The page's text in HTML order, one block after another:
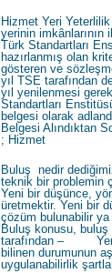
Hizmet Yeri
yerinin imkânlarının
Türk Standartları
hazırlanmış olan
gösteren ve
yıl TSE tarafından
yıl yenilenmesi
Standartları
belgesi olarak
Belgesi Alındıktan
; Hizmet
Buluş nedir
teknik bir problemin
Yeni bir düşünce,
üretmektir. Yeni bir
çözüm bulunabilir
Buluş konusu,
tarafından –
bilinen
uygulanabilirlik